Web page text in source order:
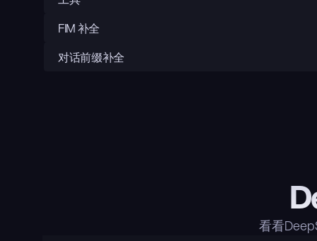
FIM 补全
对话前缀补全
看看